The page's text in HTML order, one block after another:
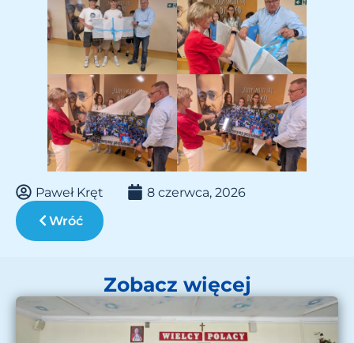
Paweł Kręt
8 czerwca, 2026
Wróć
Zobacz więcej